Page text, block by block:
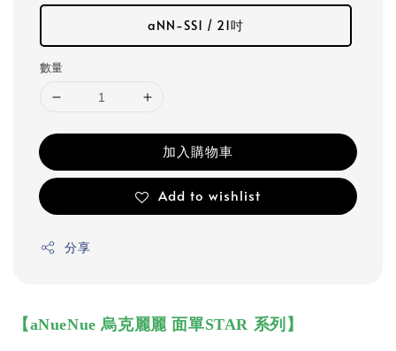
aNN-SS1 / 21吋
數量
加入購物車
Add to wishlist
分享
【aNueNue 烏克麗麗 面單STAR 系列】